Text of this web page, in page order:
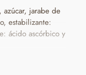
jarabe de
estabilizante:
ácido ascórbico y